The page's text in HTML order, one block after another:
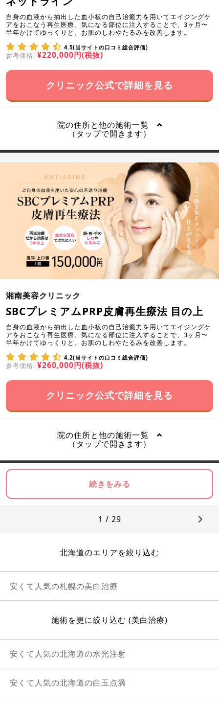
自身の血液から抽出した血小板の自己治癒力を用いてエイジングケ
アをおこなう再生医療。気になる部位に注入することで、3ヶ月〜
半年かけてゆっくりと、お肌のしわやたるみを改善します。
4.5(当サイトの口コミ総合評価)
参考価格: ¥220,000円(税抜)
クリニック公式で詳細を見る
院の住所と他の施術一覧
（タップで開きます）
湘南美容クリニック
SBCプレミアムPRP皮膚再生療法 目の上
自身の血液から抽出した血小板の自己治癒力を用いてエイジングケ
アをおこなう再生医療。気になる部位に注入することで、3ヶ月〜
半年かけてゆっくりと、お肌のしわやたるみを改善します。
4.2(当サイトの口コミ総合評価)
参考価格: ¥260,000円(税抜)
クリニック公式で詳細を見る
院の住所と他の施術一覧
（タップで開きます）
続きをみる
1 / 29
北海道のエリアを絞り込む
安くて人気の札幌の美白治療
施術を更に絞り込む (美白治療)
安くて人気の北海道の水光注射
安くて人気の北海道の白玉点滴